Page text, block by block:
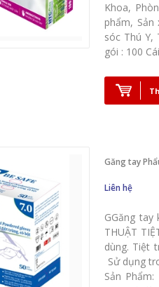
Khoa,
phẩm, Sản
sóc Thú Y,
gói : 100
Găng tay
Liên hệ
GGăng tay
THUẬT
dùng. Tiệt
Sử dụng
Sản